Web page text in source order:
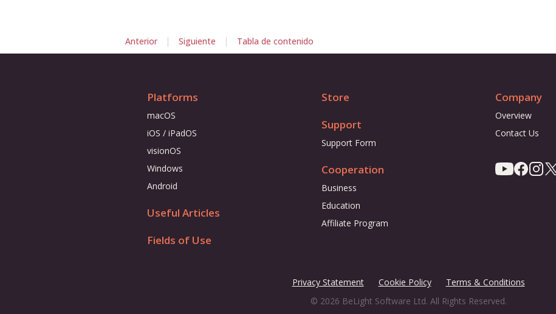
Anterior | Siguiente | Tabla de contenido
Platforms
macOS
iOS / iPadOS
visionOS
Windows
Android
Useful Articles
Fields of Use
Store
Support
Support Form
Cooperation
Business
Education
Affiliate Program
Company
Overview
Contact Us
Privacy Statement Cookie Policy
Terms & Conditions
© 2026 BeLight Software Ltd. All Rights Reserved.